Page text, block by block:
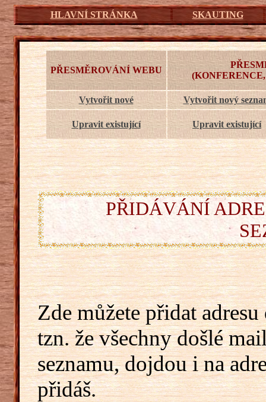
HLAVNÍ STRÁNKA SKAUTING
PŘESMĚROVÁNÍ WEBU
Vytvořit nové Vytvořit nový
Upravit existující Upravit existující
PŘIDÁVÁNÍ
Zde můžete přidat
tzn. že všechny došlé
seznamu, dojdou i na
přidáš.